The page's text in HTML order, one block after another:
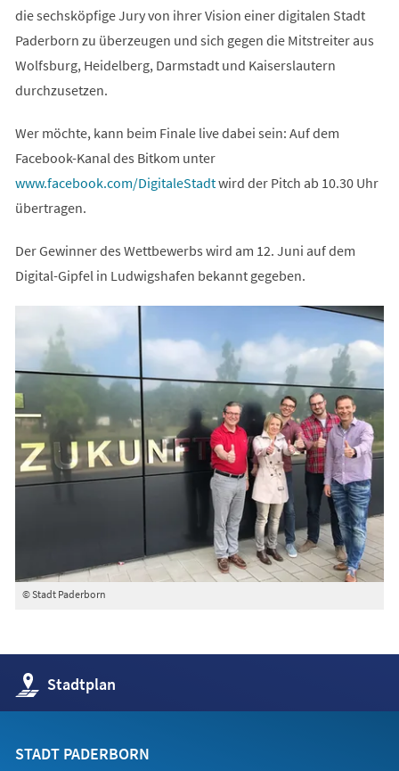
die sechsköpfige Jury von ihrer Vision einer digitalen Stadt
Paderborn zu überzeugen und sich gegen die Mitstreiter aus
Wolfsburg, Heidelberg, Darmstadt und Kaiserslautern
durchzusetzen.
Wer möchte, kann beim Finale live dabei sein: Auf dem
Facebook-Kanal des Bitkom unter
www.facebook.com/DigitaleStadt
(Öffnet
neuen
Tab)
wird der Pitch ab 10.30 Uhr
übertragen.
Der Gewinner des Wettbewerbs wird am 12. Juni auf dem
Digital-Gipfel in Ludwigshafen bekannt gegeben.
© Stadt Paderborn
Stadtplan
(Öffnet
in
einem
Tab)
STADT PADERBORN